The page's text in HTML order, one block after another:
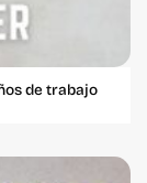
de trabajo